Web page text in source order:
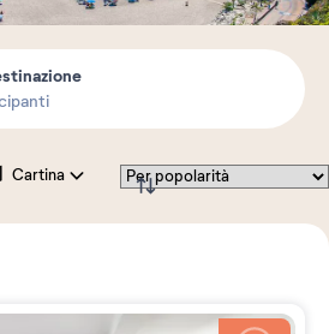
Cartina